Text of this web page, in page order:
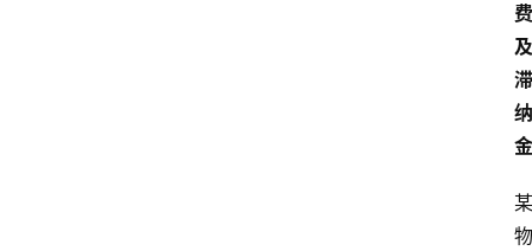
费
及
滞
纳
金
某
物